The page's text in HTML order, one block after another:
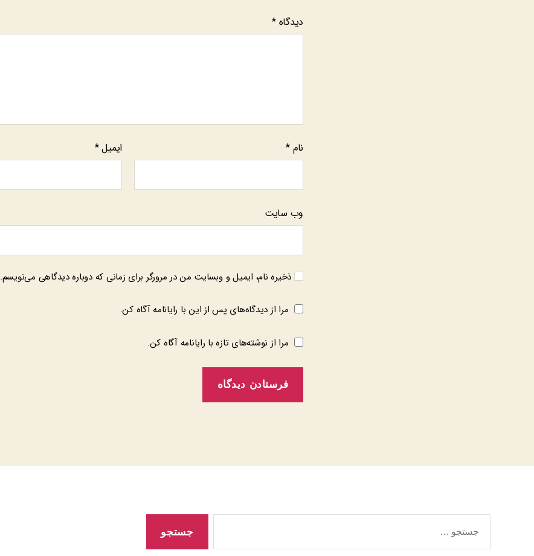
دیدگاه*
نام * ایمیل*
وب‌ سایت
ذخیره نام، ایمیل و وبسایت من در مرورگر برای زمانی که دوباره دیدگاهی می‌نویسم.
مرا از دیدگاه‌های پس از این با رایانامه آگاه کن.
مرا از نوشته‌های تازه با رایانامه آگاه کن.